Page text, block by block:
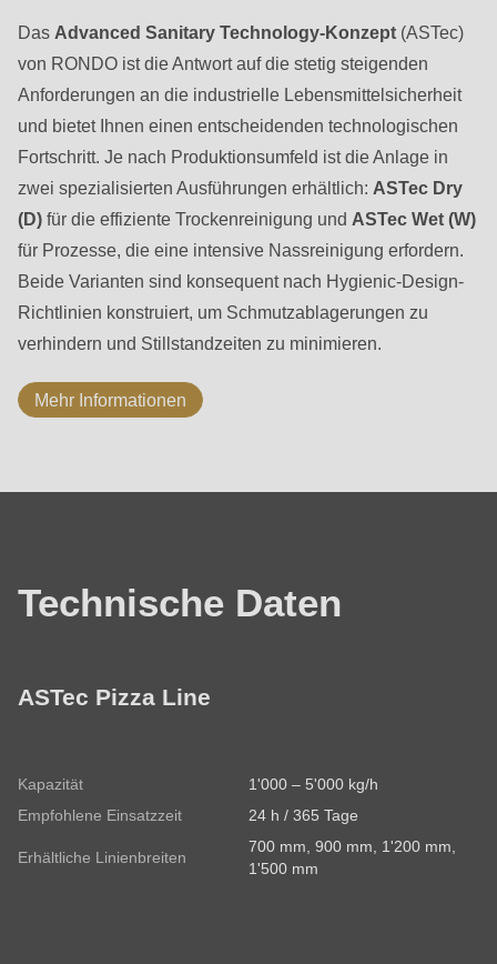
Das Advanced Sanitary Technology-Konzept (ASTec)
von RONDO ist die Antwort auf die stetig steigenden
Anforderungen an die industrielle Lebensmittelsicherheit
und bietet Ihnen einen entscheidenden technologischen
Fortschritt. Je nach Produktionsumfeld ist die Anlage in
zwei spezialisierten Ausführungen erhältlich: ASTec Dry
(D) für die effiziente Trockenreinigung und ASTec Wet (W)
für Prozesse, die eine intensive Nassreinigung erfordern.
Beide Varianten sind konsequent nach Hygienic-Design-
Richtlinien konstruiert, um Schmutzablagerungen zu
verhindern und Stillstandzeiten zu minimieren.
Mehr Informationen
Technische Daten
ASTec Pizza Line
Kapazität
1'000 – 5'000 kg/h
Empfohlene Einsatzzeit
24 h / 365 Tage
Erhältliche Linienbreiten
700 mm, 900 mm, 1'200 mm,
1'500 mm